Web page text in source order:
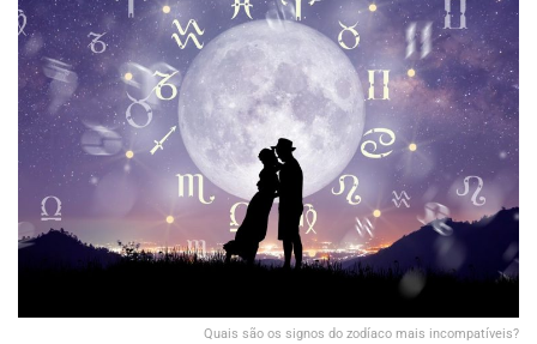
Quais são os signos do zodíaco mais incompatíveis?